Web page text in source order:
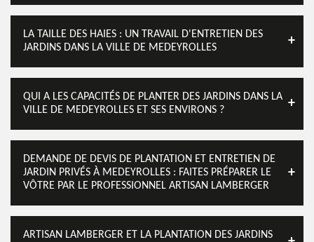
LA TAILLE DES HAIES : UN TRAVAIL D'ENTRETIEN DES
JARDINS DANS LA VILLE DE MEDEYROLLES
QUI A LES CAPACITÉS DE PLANTER DES JARDINS DANS LA
VILLE DE MEDEYROLLES ET SES ENVIRONS ?
DEMANDE DE DEVIS DE PLANTATION ET ENTRETIEN DE
JARDIN PRIVÉS À MEDEYROLLES : FAITES PRÉPARER LE
VÔTRE PAR LE PROFESSIONNEL ARTISAN LAMBERGER
ARTISAN LAMBERGER ET LA PLANTATION DES JARDINS